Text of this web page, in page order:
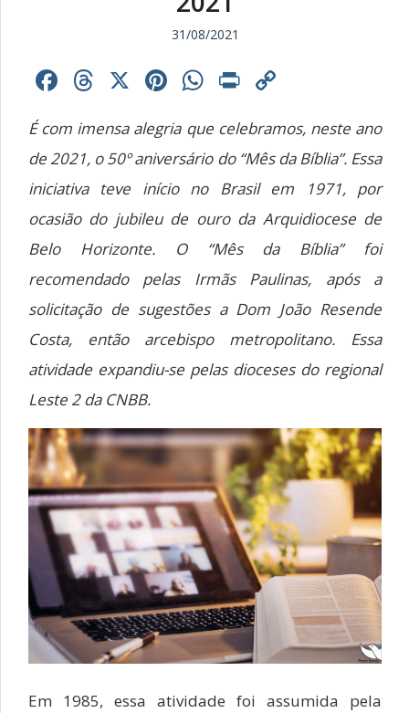
31/08/2021
Facebook
Threads
X Pinterest
WhatsApp
Print
É com imensa alegria que celebramos, neste ano
de 2021, o 50º aniversário do “Mês da Bíblia”. Essa
iniciativa teve início no Brasil em 1971, por
ocasião do jubileu de ouro da Arquidiocese de
Belo Horizonte. O “Mês da Bíblia” foi
recomendado pelas Irmãs Paulinas, após a
solicitação de sugestões a Dom João Resende
Costa, então arcebispo metropolitano. Essa
atividade expandiu-se pelas dioceses do regional
Leste 2 da CNBB.
Em 1985, essa atividade foi assumida pela